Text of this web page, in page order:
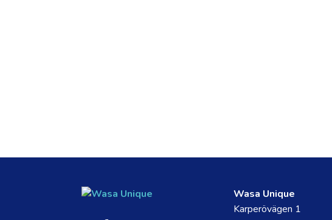
Wasa Unique
Karperövägen 1